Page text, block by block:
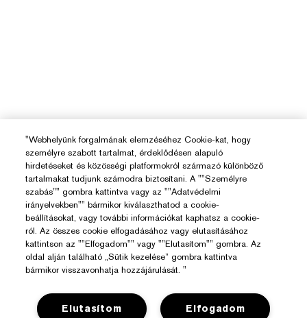
"Webhelyünk forgalmának elemzéséhez Cookie-kat, hogy
személyre szabott tartalmat, érdeklődésen alapuló
hirdetéseket és közösségi platformokról származó különböző
tartalmakat tudjunk számodra biztosítani. A ""Személyre
szabás"" gombra kattintva vagy az ""Adatvédelmi
irányelvekben"" bármikor kiválaszthatod a cookie-
beállításokat, vagy további információkat kaphatsz a cookie-
ról. Az összes cookie elfogadásához vagy elutasításához
kattintson az ""Elfogadom"" vagy ""Elutasítom"" gombra. Az
oldal alján található „Sütik kezelése” gombra kattintva
bármikor visszavonhatja hozzájárulását. "
Elfogadom
Elutasítom